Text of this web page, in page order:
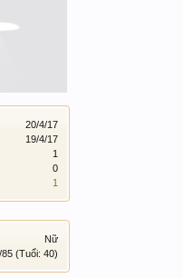
20/4/17
19/4/17
1
0
1
Nữ
85 (Tuổi: 40)